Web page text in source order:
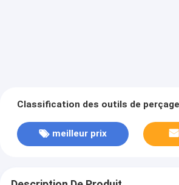
Classification des outils de perçage
meilleur prix